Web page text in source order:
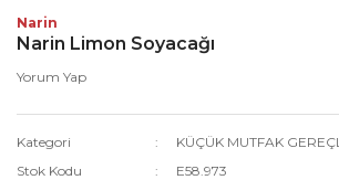
Narin
Narin Limon Soyacağı
Yorum Yap
Kategori
KÜÇÜK MUTFAK
Stok Kodu
E58.973